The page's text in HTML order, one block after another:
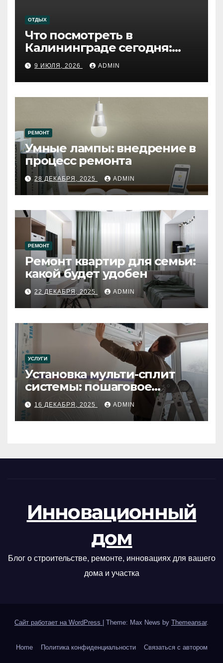
ОТДЫХ
Что посмотреть в
Калининграде сегодня:
путеводитель по самому
западному городу России
9 ИЮЛЯ, 2026 ADMIN
РЕМОНТ
Умные лампы: внедрение в
процесс ремонта
28 ДЕКАБРЯ, 2025 ADMIN
РЕМОНТ
Ремонт квартир для семьи:
какой будет удобен
22 ДЕКАБРЯ, 2025 ADMIN
УСЛУГИ
Установка мульти-сплит
системы: пошаговое
руководство
16 ДЕКАБРЯ, 2025 ADMIN
Инновационный
дом
Блог о строительстве, ремонте, инновациях для вашего
дома и участка
Сайт работает на WordPress Theme: Max News by Themeansar.
Home Политика конфиденциальности Связаться с автором